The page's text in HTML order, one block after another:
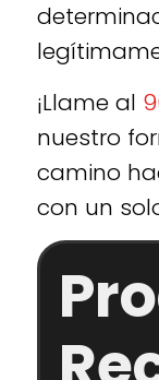
¡Llame al
nuestro
camino
con un